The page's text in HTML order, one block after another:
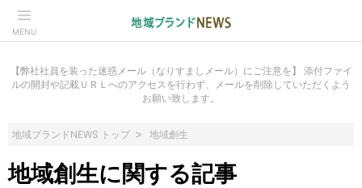
MENU
【弊社社員を装った迷惑メール（なりすましメール）にご注意を】 添付ファイ
ルの開封や記載ＵＲＬへのアクセスを行わず、メールを削除していただくよう
お願い致します。
地域ブランドNEWS トップ 地域創生
地域創生に関する記事